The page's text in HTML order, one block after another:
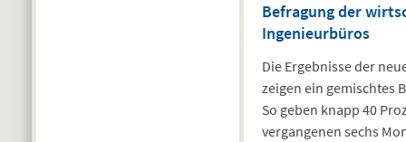
Befragung der
Ingenieurbüros
Die Ergebnisse der
zeigen ein gemischtes
So geben knapp 40
vergangenen sechs